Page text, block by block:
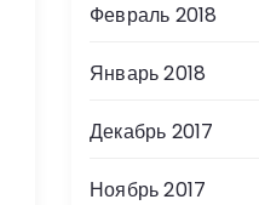
Февраль 2018
Январь 2018
Декабрь 2017
Ноябрь 2017